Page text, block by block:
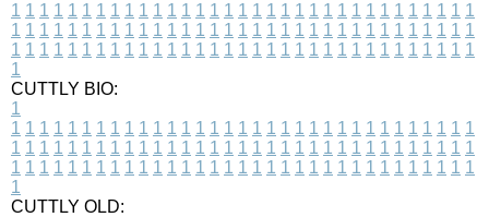
1 1 1 1 1 1 1 1 1 1 1 1 1 1 1 1 1 1 1 1 1 1 1 1 1 1 1 1 1 1 1 1 1
1 1 1 1 1 1 1 1 1 1 1 1 1 1 1 1 1 1 1 1 1 1 1 1 1 1 1 1 1 1 1 1 1
1 1 1 1 1 1 1 1 1 1 1 1 1 1 1 1 1 1 1 1 1 1 1 1 1 1 1 1 1 1 1 1 1
1
CUTTLY BIO:
1
1 1 1 1 1 1 1 1 1 1 1 1 1 1 1 1 1 1 1 1 1 1 1 1 1 1 1 1 1 1 1 1 1
1 1 1 1 1 1 1 1 1 1 1 1 1 1 1 1 1 1 1 1 1 1 1 1 1 1 1 1 1 1 1 1 1
1 1 1 1 1 1 1 1 1 1 1 1 1 1 1 1 1 1 1 1 1 1 1 1 1 1 1 1 1 1 1 1 1
1
CUTTLY OLD: